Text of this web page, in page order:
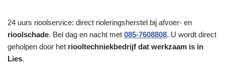
24 uurs rioolservice: direct rioleringsherstel bij afvoer- en
rioolschade. Bel dag en nacht met 085-7608808. U wordt direct
geholpen door het riooltechniekbedrijf dat werkzaam is in
Lies.